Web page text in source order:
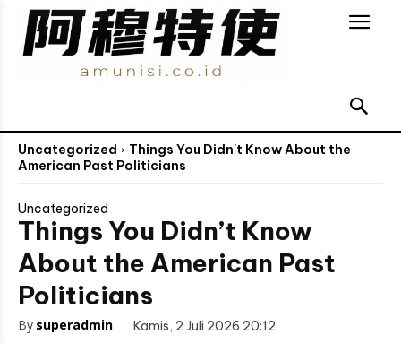
Uncategorized
Things You Didn't Know About the
American Past Politicians
Uncategorized
Things You Didn’t Know
About the American Past
Politicians
By superadmin Kamis, 2 Juli 2026 20:12